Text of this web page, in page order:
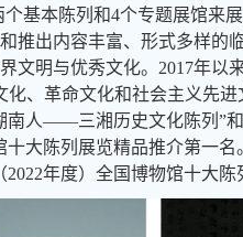
基本陈列和4个专题展馆来
推出内容丰富、形式多样的
文明与优秀文化。2017年以
、革命文化和社会主义先
南人——三湘历史文化陈列”
大陈列展览精品推介第一名
年度）全国博物馆十大陈